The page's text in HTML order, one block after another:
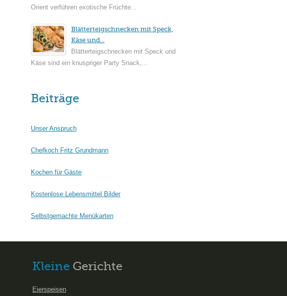
Orient verführen exotische Früchte...
Blätterteigschnecken mit Speck,
Käse und...
Blätterteigschnecken mit Speck und
Käse sind ein knuspriger Party Snack,...
Beiträge
Unser Anspruch
Chefkoch Fritz Grundmann
Kochen für Gäste
Kostenlose Lebensmittel Bilder
Selbstgemachte Menükarten
Kleine Gerichte
Eierspeisen